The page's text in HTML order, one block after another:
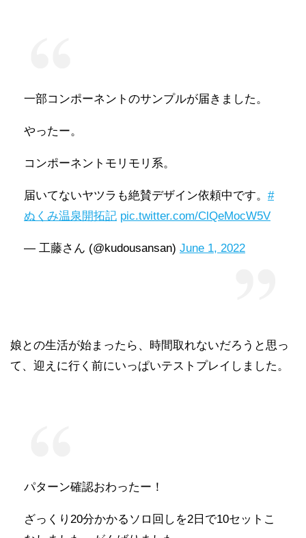
一部コンポーネントのサンプルが届きました。
やったー。
コンポーネントモリモリ系。
届いてないヤツラも絶賛デザイン依頼中です。 #
ぬくみ温泉開拓記 pic.twitter.com/ClQeMocW5V
— 工藤さん (@kudousansan) June 1, 2022
娘との生活が始まったら、時間取れないだろうと思っ
て、迎えに行く前にいっぱいテストプレイしました。
パターン確認おわったー！
ざっくり20分かかるソロ回しを2日で10セットこ